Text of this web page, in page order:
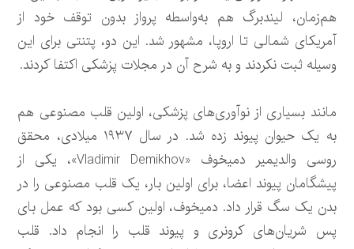
هم‌زمان، لیندبرگ هم به‌واسطه پرواز بدون توقف خود از
آمریکای شمالی تا اروپا، مشهور شد. این دو، پتنتی برای این
وسیله ثبت نکردند و به شرح آن در مجلات پزشکی اکتفا کردند.
مانند بسیاری از نوآوری‌های پزشکی، اولین قلب مصنوعی هم
به یک حیوان پیوند زده شد. در سال ۱۹۳۷ میلادی، محقق
روسی والدیمیر دمیخوف «Vladimir Demikhov»، یکی از
پیشگامان پیوند اعضا، برای اولین بار، یک قلب مصنوعی را در
بدن یک سگ قرار داد. دمیخوف، اولین کسی بود که عمل بای
پس شریان‌های کرونری و پیوند قلب را انجام داد. قلب